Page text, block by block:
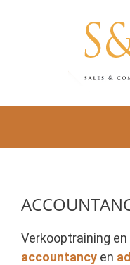
Verkooptraining
accountancy en